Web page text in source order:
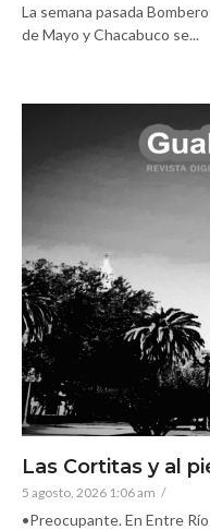
La semana pasada
de Mayo y Chacabuco se...
Las Cortitas y al
5 agosto, 2026 1:06 am /
•Preocupante. En Entre